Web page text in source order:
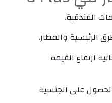
الفندقية.
الرئيسية والمطار.
ارتفاع القيمة
على الجنسية